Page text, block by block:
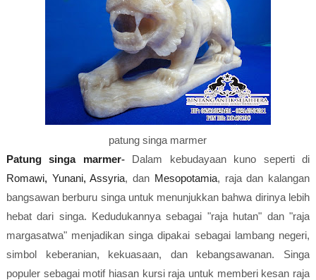
patung singa marmer
Patung singa marmer- Dalam kebudayaan kuno seperti di
Romawi, Yunani,Assyria, dan Mesopotamia, raja dan kalangan
bangsawan berburu singa untuk menunjukkan bahwa dirinya lebih
hebat dari singa. Kedudukannya sebagai "raja hutan" dan "raja
margasatwa" menjadikan singa dipakai sebagai lambang negeri,
simbol keberanian, kekuasaan, dan kebangsawanan. Singa
populer sebagai motif hiasan kursi raja untuk memberi kesan raja